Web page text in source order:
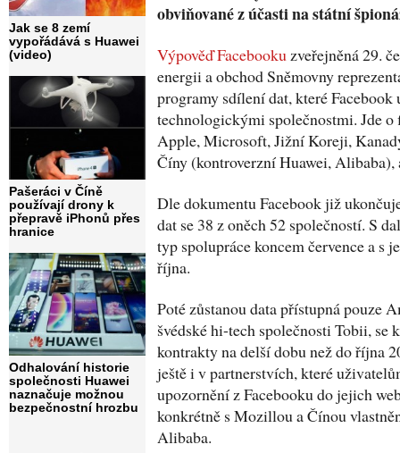
Jak se 8 zemí
vypořádává s Huawei
(video)
Pašeráci v Číně
používají drony k
přepravě iPhonů přes
hranice
Odhalování historie
společnosti Huawei
naznačuje možnou
bezpečnostní hrozbu
obviňované z účasti na státní
Výpověď Facebookuzveřejněná 29.
energii a obchod Sněmovny
programy sdílení dat, které Facebook
technologickými společnostmi. Jde
Apple, Microsoft, Jižní Koreji,
Číny (kontroverzní Huawei, Alibaba),
Dle dokumentu Facebook již
dat se 38 z oněch 52 společností. S
typ spolupráce koncem července a s
října.
Poté zůstanou data přístupná pouze
švédské hi-tech společnosti Tobii, se
kontrakty na delší dobu než do října
ještě i v partnerstvích, které
upozornění z Facebooku do jejich
konkrétně s Mozillou a Čínou
Alibaba.